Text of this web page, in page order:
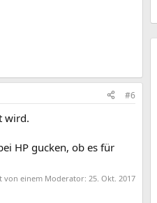
#6
wird.
HP gucken, ob es für
von einem Moderator: 25. Okt. 2017